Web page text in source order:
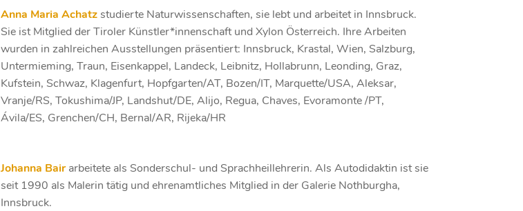
Anna Maria Achatzstudierte Naturwissenschaften, sie lebt und arbeitet in Innsbruck.
Sie ist Mitglied der Tiroler Künstler*innenschaft und Xylon Österreich. Ihre Arbeiten
wurden in zahlreichen Ausstellungen präsentiert: Innsbruck, Krastal, Wien, Salzburg,
Untermieming, Traun, Eisenkappel, Landeck, Leibnitz, Hollabrunn, Leonding, Graz,
Kufstein, Schwaz, Klagenfurt, Hopfgarten/AT, Bozen/IT, Marquette/USA, Aleksar,
Vranje/RS, Tokushima/JP, Landshut/DE, Alijo, Regua, Chaves, Evoramonte /PT,
Ávila/ES, Grenchen/CH, Bernal/AR, Rijeka/HR
Johanna Bairarbeitete als Sonderschul- und Sprachheillehrerin. Als Autodidaktin ist sie
seit 1990 als Malerin tätig und ehrenamtliches Mitglied in der Galerie Nothburgha,
Innsbruck.